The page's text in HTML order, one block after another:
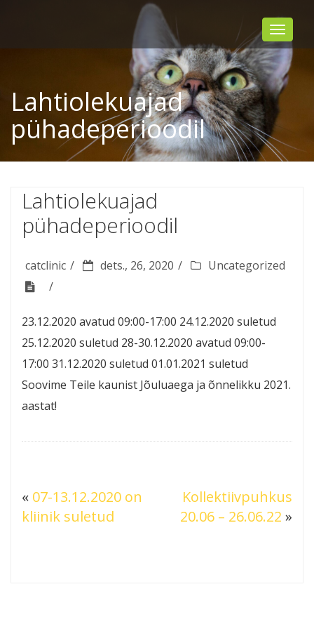
Toggle
Lahtiolekuajad
pühadeperioodil
Lahtiolekuajad
pühadeperioodil
catclinic dets., 26, 2020 Uncategorized
23.12.2020 avatud 09:00-17:00 24.12.2020 suletud
25.12.2020 suletud 28-30.12.2020 avatud 09:00-
17:00 31.12.2020 suletud 01.01.2021 suletud
Soovime Teile kaunist Jõuluaega ja õnnelikku 2021.
aastat!
« 07-13.12.2020 on
kliinik suletud
Kollektiivpuhkus
20.06 – 26.06.22 »